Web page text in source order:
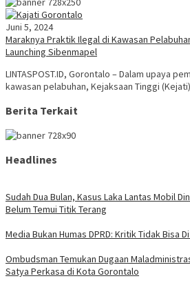
Juni 5, 2024
Maraknya Praktik Ilegal di Kawasan
Launching Sibenmapel
LINTASPOST.ID, Gorontalo – Dalam upaya
kawasan pelabuhan, Kejaksaan Tinggi
Berita Terkait
Headlines
Sudah Dua Bulan, Kasus Laka Lantas Mobil
Belum Temui Titik Terang
Media Bukan Humas DPRD: Kritik Tidak Bisa
Ombudsman Temukan Dugaan
Satya Perkasa di Kota Gorontalo